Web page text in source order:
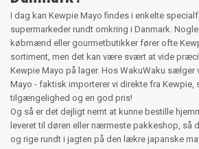
I dag kan Kewpie Mayo findes i enkelte
supermarkeder rundt omkring i Danmark.
købmænd eller gourmetbutikker fører ofte
sortiment, men det kan være svært at vide
Kewpie Mayo på lager. Hos WakuWaku
Mayo - faktisk importerer vi direkte fra Kewpie,
tilgængelighed og en god pris!
Og så er det dejligt nemt at kunne bestille
leveret til døren eller nærmeste pakkeshop, så
og rige rundt i jagten på den lækre japanske